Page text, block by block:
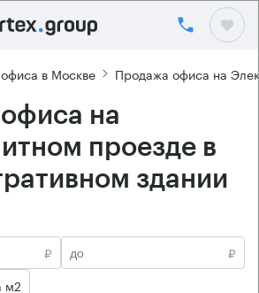
в Москве Продажа офиса на
на
проезде в
здании
₽
₽
м2